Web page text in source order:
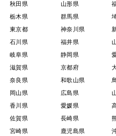
秋田県
山形県
栃木県
群馬県
東京都
神奈川県
石川県
福井県
岐阜県
静岡県
滋賀県
京都府
奈良県
和歌山県
岡山県
広島県
香川県
愛媛県
佐賀県
長崎県
宮崎県
鹿児島県